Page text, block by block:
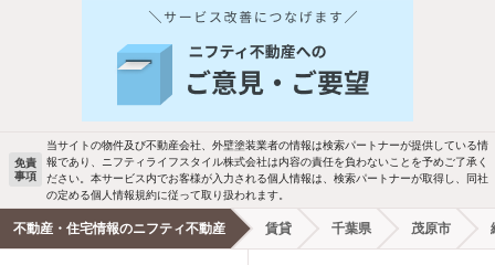
バス・トイレ別 2階以上
駐車場あり ペット相談
洗濯機置場あり 独立洗面台
エアコンあり 都市ガス
免責
事項
当サイトの物件及び不動産会社、外壁塗装業者の情報は検索パートナーが提供している情
報であり、ニフティライフスタイル株式会社は内容の責任を負わないことを予めご了承く
ださい。本サービス内でお客様が入力される個人情報は、検索パートナーが取得し、同社
の定める個人情報規約に従って取り扱われます。
不動産・住宅情報のニフティ不動産 賃貸 千葉県 茂原市